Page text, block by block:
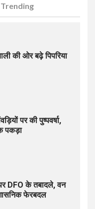
Trending
की ओर बढ़े पिपरिया
पर की पुष्पवर्षा,
पकड़ा
DFO के तबादले, वन
फेरबदल